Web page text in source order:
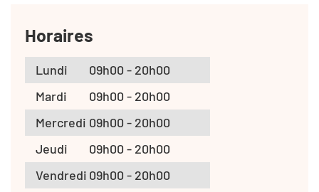
Horaires
Lundi
09h00 - 20h00
Mardi
09h00 - 20h00
Mercredi 09h00 - 20h00
Jeudi
09h00 - 20h00
Vendredi 09h00 - 20h00